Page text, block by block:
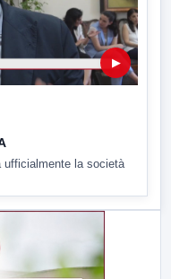
▶
ufficialmente la società